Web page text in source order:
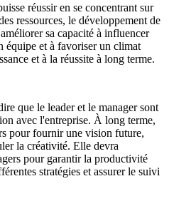
réussir en se concentrant sur
ressources, le développement de
sa capacité à influencer
équipe et à favoriser un climat
et à la réussite à long terme.
que le leader et le manager sont
avec l'entreprise. À long terme,
pour fournir une vision future,
la créativité. Elle devra
pour garantir la productivité
stratégies et assurer le suivi